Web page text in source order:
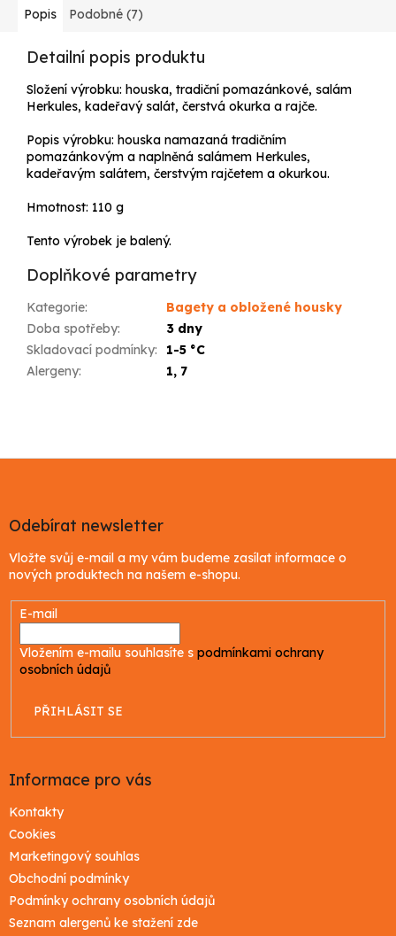
Popis Podobné (7)
Detailní popis produktu
Složení výrobku: houska, tradiční pomazánkové, salám
Herkules, kadeřavý salát, čerstvá okurka a rajče.
Popis výrobku: houska namazaná tradičním
pomazánkovým a naplněná salámem Herkules,
kadeřavým salátem, čerstvým rajčetem a okurkou.
Hmotnost: 110 g
Tento výrobek je balený.
Doplňkové parametry
Kategorie:
Bagety a obložené housky
Doba spotřeby:
3 dny
Skladovací podmínky:
1-5 °C
Alergeny: 1, 7
aOdebírat newsletter
Vložte svůj e-mail a my vám budeme zasílat informace o
nových produktech na našem e-shopu.
E-mail
Vložením e-mailu souhlasíte s podmínkami ochrany
osobních údajů
PŘIHLÁSIT SE
Informace pro vás
Kontakty
Cookies
Marketingový souhlas
Obchodní podmínky
Podmínky ochrany osobních údajů
Seznam alergenů ke stažení zde